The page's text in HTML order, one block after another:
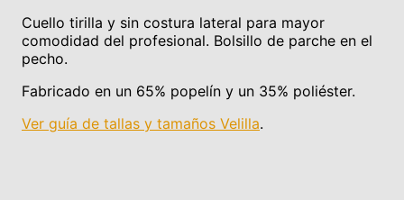
Cuello tirilla y sin costura lateral para mayor
comodidad del profesional. Bolsillo de parche en el
pecho.
Fabricado en un 65% popelín y un 35% poliéster.
Ver guía de tallas y tamaños Velilla.